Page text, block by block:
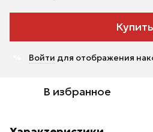
Купить
Войти для отображения
В избранное